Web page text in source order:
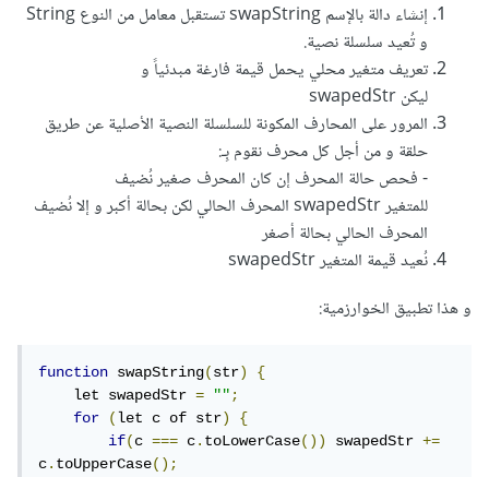
إنشاء دالة بالإسم swapString تستقبل معامل من النوع String
و تُعيد سلسلة نصية.
تعريف متغير محلي يحمل قيمة فارغة مبدئياً و
ليكن swapedStr
المرور على المحارف المكونة للسلسلة النصية الأصلية عن طريق
حلقة و من أجل كل محرف نقوم بِـ:
- فحص حالة المحرف إن كان المحرف صغير نُضيف
للمتغير swapedStr المحرف الحالي لكن بحالة أكبر و إلا نُضيف
المحرف الحالي بحالة أصغر
نُعيد قيمة المتغير swapedStr
و هذا تطبيق الخوارزمية:
function swapString(str)
{
    let swapedStr
= "";
for
(let c of str)
{
if(c === c.toLowerCase()) swapedStr +=
c.toUpperCase();